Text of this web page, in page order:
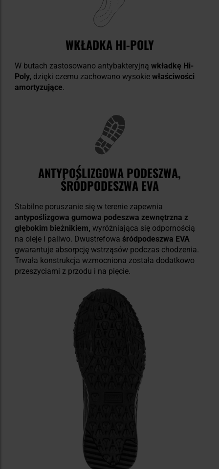
WKŁADKA HI-POLY
W butach zastosowano antybakteryjną wkładkę Hi-
Poly, dzięki czemu zachowano wysokie właściwości
amortyzujące.
ANTYPOŚLIZGOWA PODESZWA,
ŚRÓDPODESZWA EVA
Stabilne poruszanie się w terenie zapewnia
antypoślizgowa gumowa podeszwa zewnętrzna z
głębokim bieżnikiem, wyróżniająca się odpornością
na oleje i paliwo. Dwustrefowa śródpodeszwa EVA
gwarantuje absorpcję wstrząsów podczas chodzenia.
Trwała konstrukcja wzmocniona została dodatkowo
przeszyciami z przodu i na pięcie.